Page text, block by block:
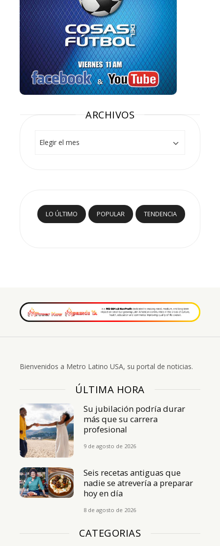
ARCHIVOS
LO ÚLTIMO POPULAR TENDENCIA
Bienvenidos a Metro Latino USA, su portal de noticias.
ÚLTIMA HORA
Su jubilación podría durar
más que su carrera
profesional
9 de agosto de 2026
Seis recetas antiguas que
nadie se atrevería a preparar
hoy en día
8 de agosto de 2026
CATEGORIAS